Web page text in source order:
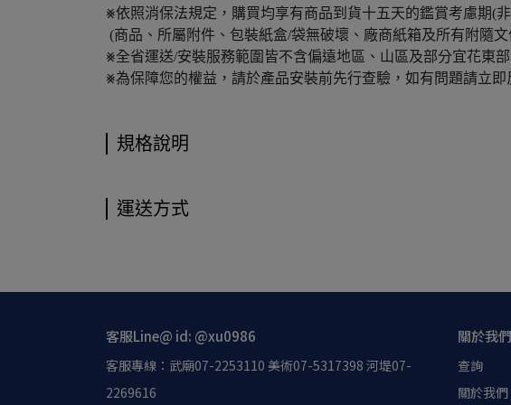
⨳依照消保法規定，購買均享有商品到貨十五天的鑑賞考慮期(
(商品、所屬附件、包裝紙盒/袋無破壞、廠商紙箱及所有附隨
⨳全省運送/安裝服務範圍皆不含偏遠地區、山區及部分宜花東部
⨳為保障您的權益，請於產品安裝前先行查驗，如有問題請立即
規格說明
運送方式
客服Line@ id: @xu0986
客服專線：武廟07-2253110 美術07-5317398 河堤07-
2269616
關於我們
查詢
關於我們